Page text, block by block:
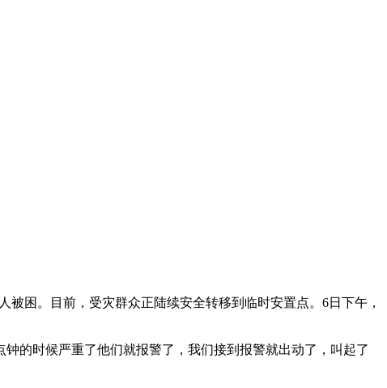
困。目前，受灾群众正陆续安全转移到临时安置点。6日下午，
的时候严重了他们就报警了，我们接到报警就出动了，叫起了